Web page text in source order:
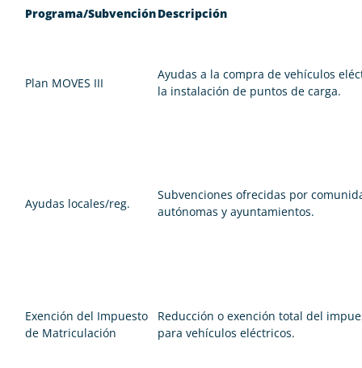
Programa/SubvenciónDescripción
Plan MOVES III
Ayudas a la compra de vehículos
la instalación de puntos de carga.
Ayudas locales/reg.
Subvenciones ofrecidas por
autónomas y ayuntamientos.
Exención del Impuesto
de Matriculación
Reducción o exención total del
para vehículos eléctricos.